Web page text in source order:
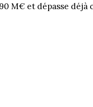
M€ et dépasse déjà